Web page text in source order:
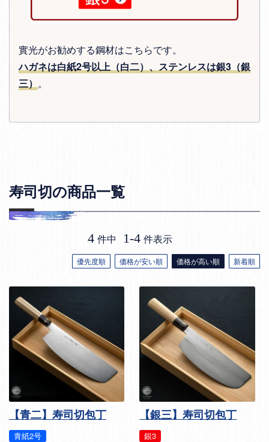
實光がお勧めする鋼材はこちらです。
ハガネは白紙2号以上（白二）、ステンレスは銀3（銀
三） 。
寿司切の商品一覧
優先度順 価格が安い順 価格が高い順 新着順
4 件中 1-4 件表示
【青二】寿司切包丁
青紙2号
【銀三】寿司切包丁
銀3